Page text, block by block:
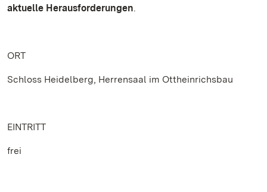
aktuelle Herausforderungen.
ORT
Schloss Heidelberg, Herrensaal im Ottheinrichsbau
EINTRITT
frei